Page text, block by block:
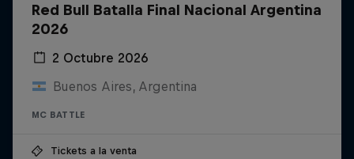
Red Bull Batalla Final Nacional Argentina
2026
2 Octubre 2026
Buenos Aires, Argentina
MC BATTLE
Tickets a la venta